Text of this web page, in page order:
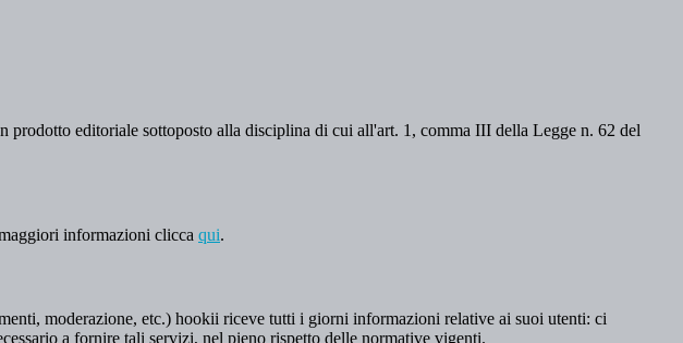
prodotto editoriale sottoposto alla disciplina di cui all'art. 1, comma III della Legge n. 62 del
informazioni clicca qui.
moderazione, etc.) hookii riceve tutti i giorni informazioni relative ai suoi utenti: ci
a fornire tali servizi, nel pieno rispetto delle normative vigenti.